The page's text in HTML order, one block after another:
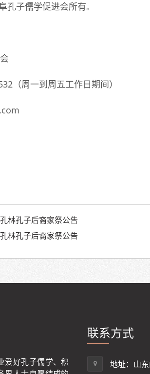
孔子儒学促进会所有。
（周一到周五工作日期间）
林孔子后裔家祭公告
林孔子后裔家祭公告
爱好孔子儒学、积
联系方式
地址：山